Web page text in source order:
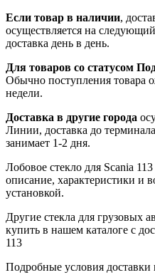
Если товар в наличии,
осуществляется на
доставка день в день.
Для товаров со статусом
Обычно поступления товара
недели.
Доставка в другие города
Линии, доставка до
занимает 1-2 дня.
Лобовое стекло для Scania
описание, характеристики и
установкой.
Другие стекла для грузовых
купить в нашем каталоге с
113
Подробные условия доставки